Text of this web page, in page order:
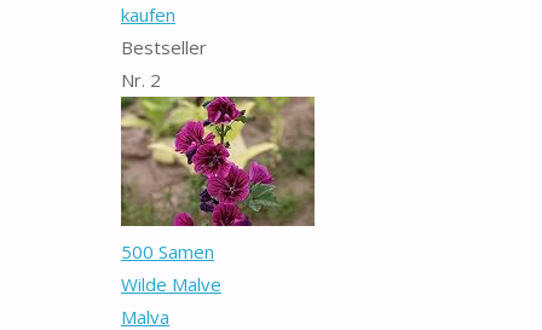
kaufen
Bestseller
Nr. 2
500 Samen
Wilde Malve
Malva